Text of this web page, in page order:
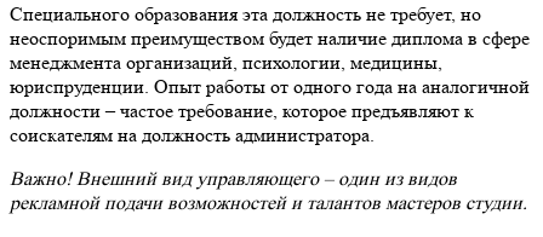
Специального образования эта должность не требует, но
неоспоримым преимуществом будет наличие диплома в сфере
менеджмента организаций, психологии, медицины,
юриспруденции. Опыт работы от одного года на аналогичной
должности – частое требование, которое предъявляют к
соискателям на должность администратора.
Важно! Внешний вид управляющего – один из видов
рекламной подачи возможностей и талантов мастеров студии.